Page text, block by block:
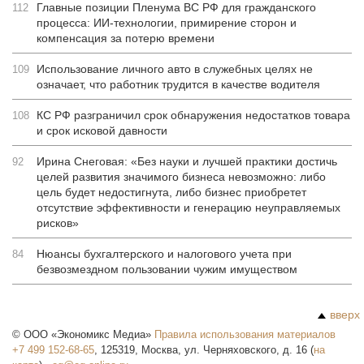
112
Главные позиции Пленума ВС РФ для гражданского
процесса: ИИ-технологии, примирение сторон и
компенсация за потерю времени
109
Использование личного авто в служебных целях не
означает, что работник трудится в качестве водителя
108
КС РФ разграничил срок обнаружения недостатков товара
и срок исковой давности
92
Ирина Снеговая: «Без науки и лучшей практики достичь
целей развития значимого бизнеса невозможно: либо
цель будет недостигнута, либо бизнес приобретет
отсутствие эффективности и генерацию неуправляемых
рисков»
84
Нюансы бухгалтерского и налогового учета при
безвозмездном пользовании чужим имуществом
вверх
© ООО «Экономикс Медиа» Правила использования материалов
+7 499 152-68-65, 125319, Москва, ул. Черняховского, д. 16 (на